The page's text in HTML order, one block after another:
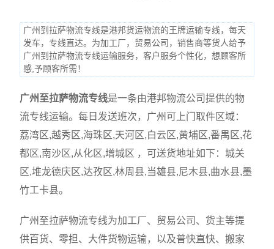
广州到拉萨物流专线是港邦货运物流的王牌运输专线，每天
发车，专线直达。为加工厂，贸易公司，销售商等货人给予
广州到拉萨物流专线运输服务，客户服务个性化，想顾客所
感,予顾客所需！
广州至拉萨物流专线是一条由港邦物流公司提供的物
流专线运输。每日发送班次，广州可上门取件区域：
荔湾区,越秀区,海珠区,天河区,白云区,黄埔区,番禺区,花
都区,南沙区,从化区,增城区 ，可送货地址如下：城关
区,堆龙德庆区,达孜区,林周县,当雄县,尼木县,曲水县,墨
竹工卡县。
广州至拉萨物流专线为加工厂、贸易公司、货主等提
供百货、零担、大件货物运输，以及普快直快、搬家